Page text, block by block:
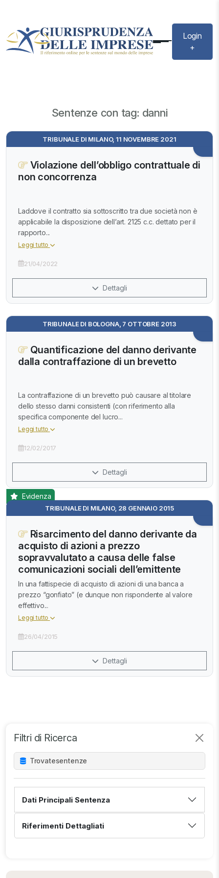
Login
+
Sentenze con tag: danni
Filtri di Ricerca
Trovatesentenze
Dati Principali Sentenza
Riferimenti Dettagliati
TRIBUNALE DI MILANO, 11 NOVEMBRE 2021
Violazione dell’obbligo contrattuale di
non concorrenza
Laddove il contratto sia sottoscritto tra due società non è
applicabile la disposizione dell’art. 2125 c.c. dettato per il
rapporto...
Leggi tutto
21/04/2022
Dettagli
TRIBUNALE DI BOLOGNA, 7 OTTOBRE 2013
Quantificazione del danno derivante
dalla contraffazione di un brevetto
La contraffazione di un brevetto può causare al titolare
dello stesso danni consistenti (con riferimento alla
specifica componente del lucro...
Leggi tutto
12/02/2017
Dettagli
TRIBUNALE DI MILANO, 28 GENNAIO 2015
Evidenza
Risarcimento del danno derivante da
acquisto di azioni a prezzo
sopravvalutato a causa delle false
comunicazioni sociali dell’emittente
In una fattispecie di acquisto di azioni di una banca a
prezzo “gonfiato” (e dunque non rispondente al valore
effettivo...
Leggi tutto
26/04/2015
Dettagli